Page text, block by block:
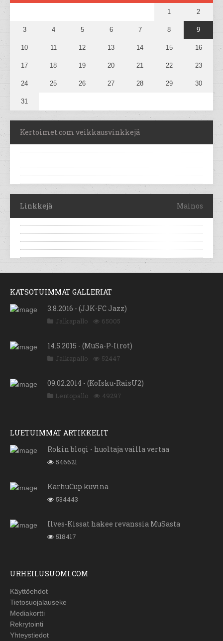
1 2
3 4 5 6 7 8 9
10 11 12 13 14 15 16
17 18 19 20 21 22 23
24 25 26 27 28 29 30
31
Kertoimet.com veikkausvinkkejä
Linkkejä Mainos
KATSOTUIMMAT GALLERIAT
3.8.2016 - (JJK-FC Jazz)
Jalkapallo 65005
14.5.2015 - (MuSa-P-Iirot)
Jalkapallo 52447
09.02.2014 - (KoIsku-RaisU2)
Lentopallo 49297
LUETUIMMAT ARTIKKELIT
Rokin blogi - huoltaja vailla vertaa
546621
KarhuCup kuvina
534443
Ilves-Kissat hakee revanssia MuSasta
518417
URHEILUSUOMI.COM
Käyttöehdot
Tietosuojalauseke
Mediakortti
Rekrytointi
Yhteystiedot